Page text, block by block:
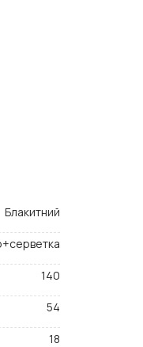
Блакитний
140
54
18